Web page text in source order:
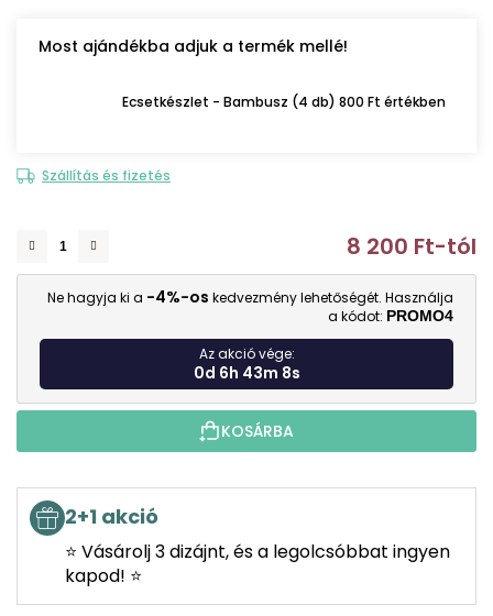
Most ajándékba adjuk a termék mellé!
Ecsetkészlet - Bambusz (4 db) 800 Ft értékben
Szállítás és fizetés
8 200 Ft-tól
Ne hagyja ki a -4%-os kedvezmény lehetőségét. Használja
a kódot: PROMO4
Az akció vége:
0d 6h 43m 7s
KOSÁRBA
2+1 akció
⭐ Vásárolj 3 dizájnt, és a legolcsóbbat ingyen
kapod! ⭐